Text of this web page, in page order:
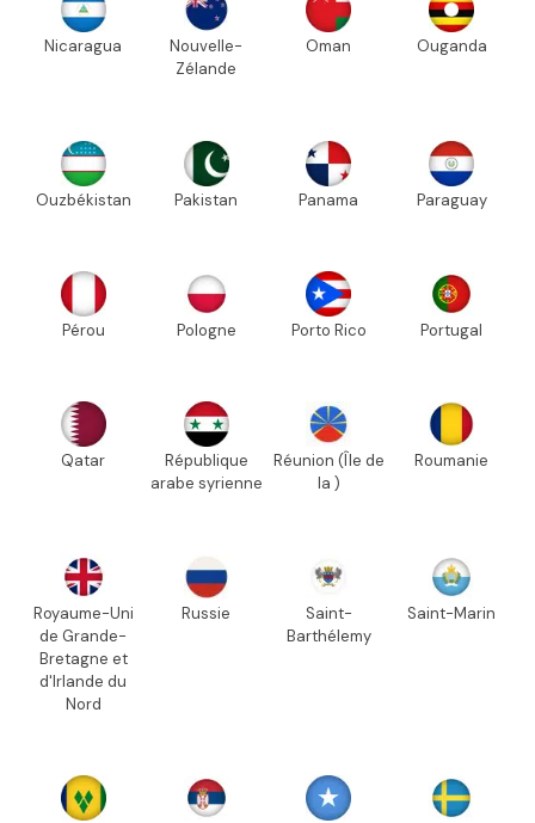
Nicaragua
Nouvelle-
Zélande
Oman Ouganda
Ouzbékistan Pakistan Panama Paraguay
Pérou Pologne Porto Rico Portugal
Qatar
République
arabe syrienne
Réunion (Île de
la )
Roumanie
Royaume-Uni
de Grande-
Bretagne et
d'Irlande du
Nord
Russie
Saint-
Barthélemy
Saint-Marin